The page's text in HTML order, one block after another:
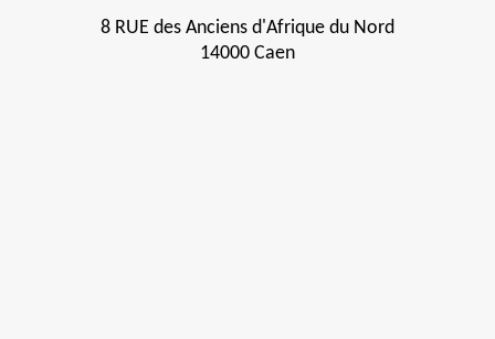
8 RUE des Anciens d'Afrique du Nord
14000 Caen